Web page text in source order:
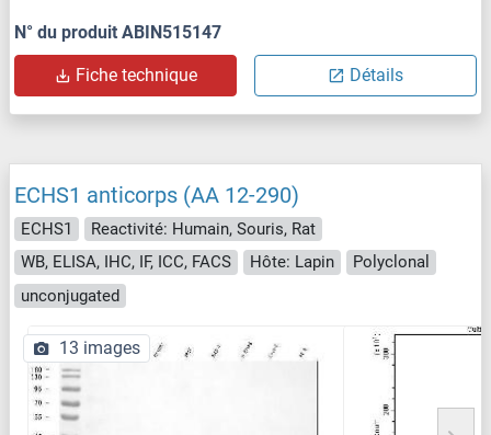
N° du produit ABIN515147
Fiche technique Détails
ECHS1 anticorps (AA 12-290)
ECHS1
Reactivité: Humain, Souris, Rat
WB, ELISA, IHC, IF, ICC, FACS
Hôte: Lapin
Polyclonal
unconjugated
13 images